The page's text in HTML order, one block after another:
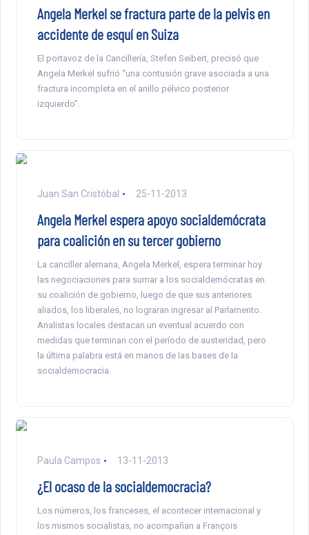
Angela Merkel se fractura parte de la pelvis en
accidente de esquí en Suiza
El portavoz de la Cancillería, Stefen Seibert, precisó que
Angela Merkel sufrió “una contusión grave asociada a una
fractura incompleta en el anillo pélvico posterior
izquierdo”.
Juan San Cristóbal 25-11-2013
Angela Merkel espera apoyo socialdemócrata
para coalición en su tercer gobierno
La canciller alemana, Angela Merkel, espera terminar hoy
las negociaciones para sumar a los socialdemócratas en
su coalición de gobierno, luego de que sus anteriores
aliados, los liberales, no lograran ingresar al Parlamento.
Analistas locales destacan un eventual acuerdo con
medidas que terminan con el período de austeridad, pero
la última palabra está en manos de las bases de la
socialdemocracia.
Paula Campos 13-11-2013
¿El ocaso de la socialdemocracia?
Los números, los franceses, el acontecer internacional y
los mismos socialistas, no acompañan a François